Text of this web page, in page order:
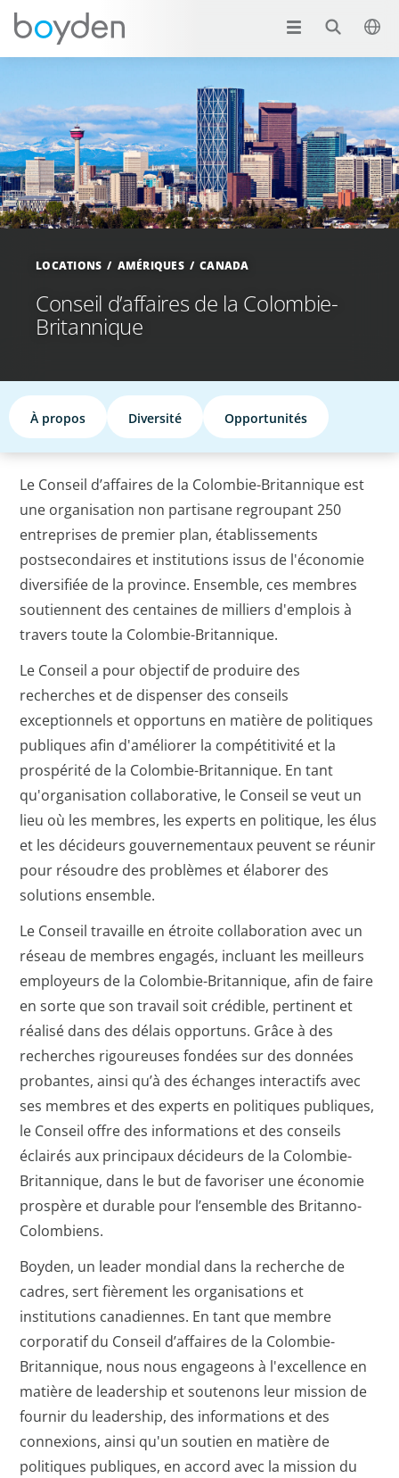
LOCATIONS AMÉRIQUES CANADA
Conseil d’affaires de la Colombie-
Britannique
À propos Diversité Opportunités
Le Conseil d’affaires de la Colombie-Britannique est
une organisation non partisane regroupant 250
entreprises de premier plan, établissements
postsecondaires et institutions issus de l'économie
diversifiée de la province. Ensemble, ces membres
soutiennent des centaines de milliers d'emplois à
travers toute la Colombie-Britannique.
Le Conseil a pour objectif de produire des
recherches et de dispenser des conseils
exceptionnels et opportuns en matière de politiques
publiques afin d'améliorer la compétitivité et la
prospérité de la Colombie-Britannique. En tant
qu'organisation collaborative, le Conseil se veut un
lieu où les membres, les experts en politique, les élus
et les décideurs gouvernementaux peuvent se réunir
pour résoudre des problèmes et élaborer des
solutions ensemble.
Le Conseil travaille en étroite collaboration avec un
réseau de membres engagés, incluant les meilleurs
employeurs de la Colombie-Britannique, afin de faire
en sorte que son travail soit crédible, pertinent et
réalisé dans des délais opportuns. Grâce à des
recherches rigoureuses fondées sur des données
probantes, ainsi qu’à des échanges interactifs avec
ses membres et des experts en politiques publiques,
le Conseil offre des informations et des conseils
éclairés aux principaux décideurs de la Colombie-
Britannique, dans le but de favoriser une économie
prospère et durable pour l’ensemble des Britanno-
Colombiens.
Boyden, un leader mondial dans la recherche de
cadres, sert fièrement les organisations et
institutions canadiennes. En tant que membre
corporatif du Conseil d’affaires de la Colombie-
Britannique, nous nous engageons à l'excellence en
matière de leadership et soutenons leur mission de
fournir du leadership, des informations et des
connexions, ainsi qu'un soutien en matière de
politiques publiques, en accord avec la mission du